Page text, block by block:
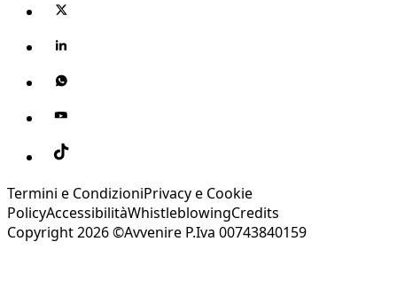
Termini e CondizioniPrivacy e Cookie
PolicyAccessibilitàWhistleblowingCredits
Copyright 2026 ©Avvenire P.Iva 00743840159